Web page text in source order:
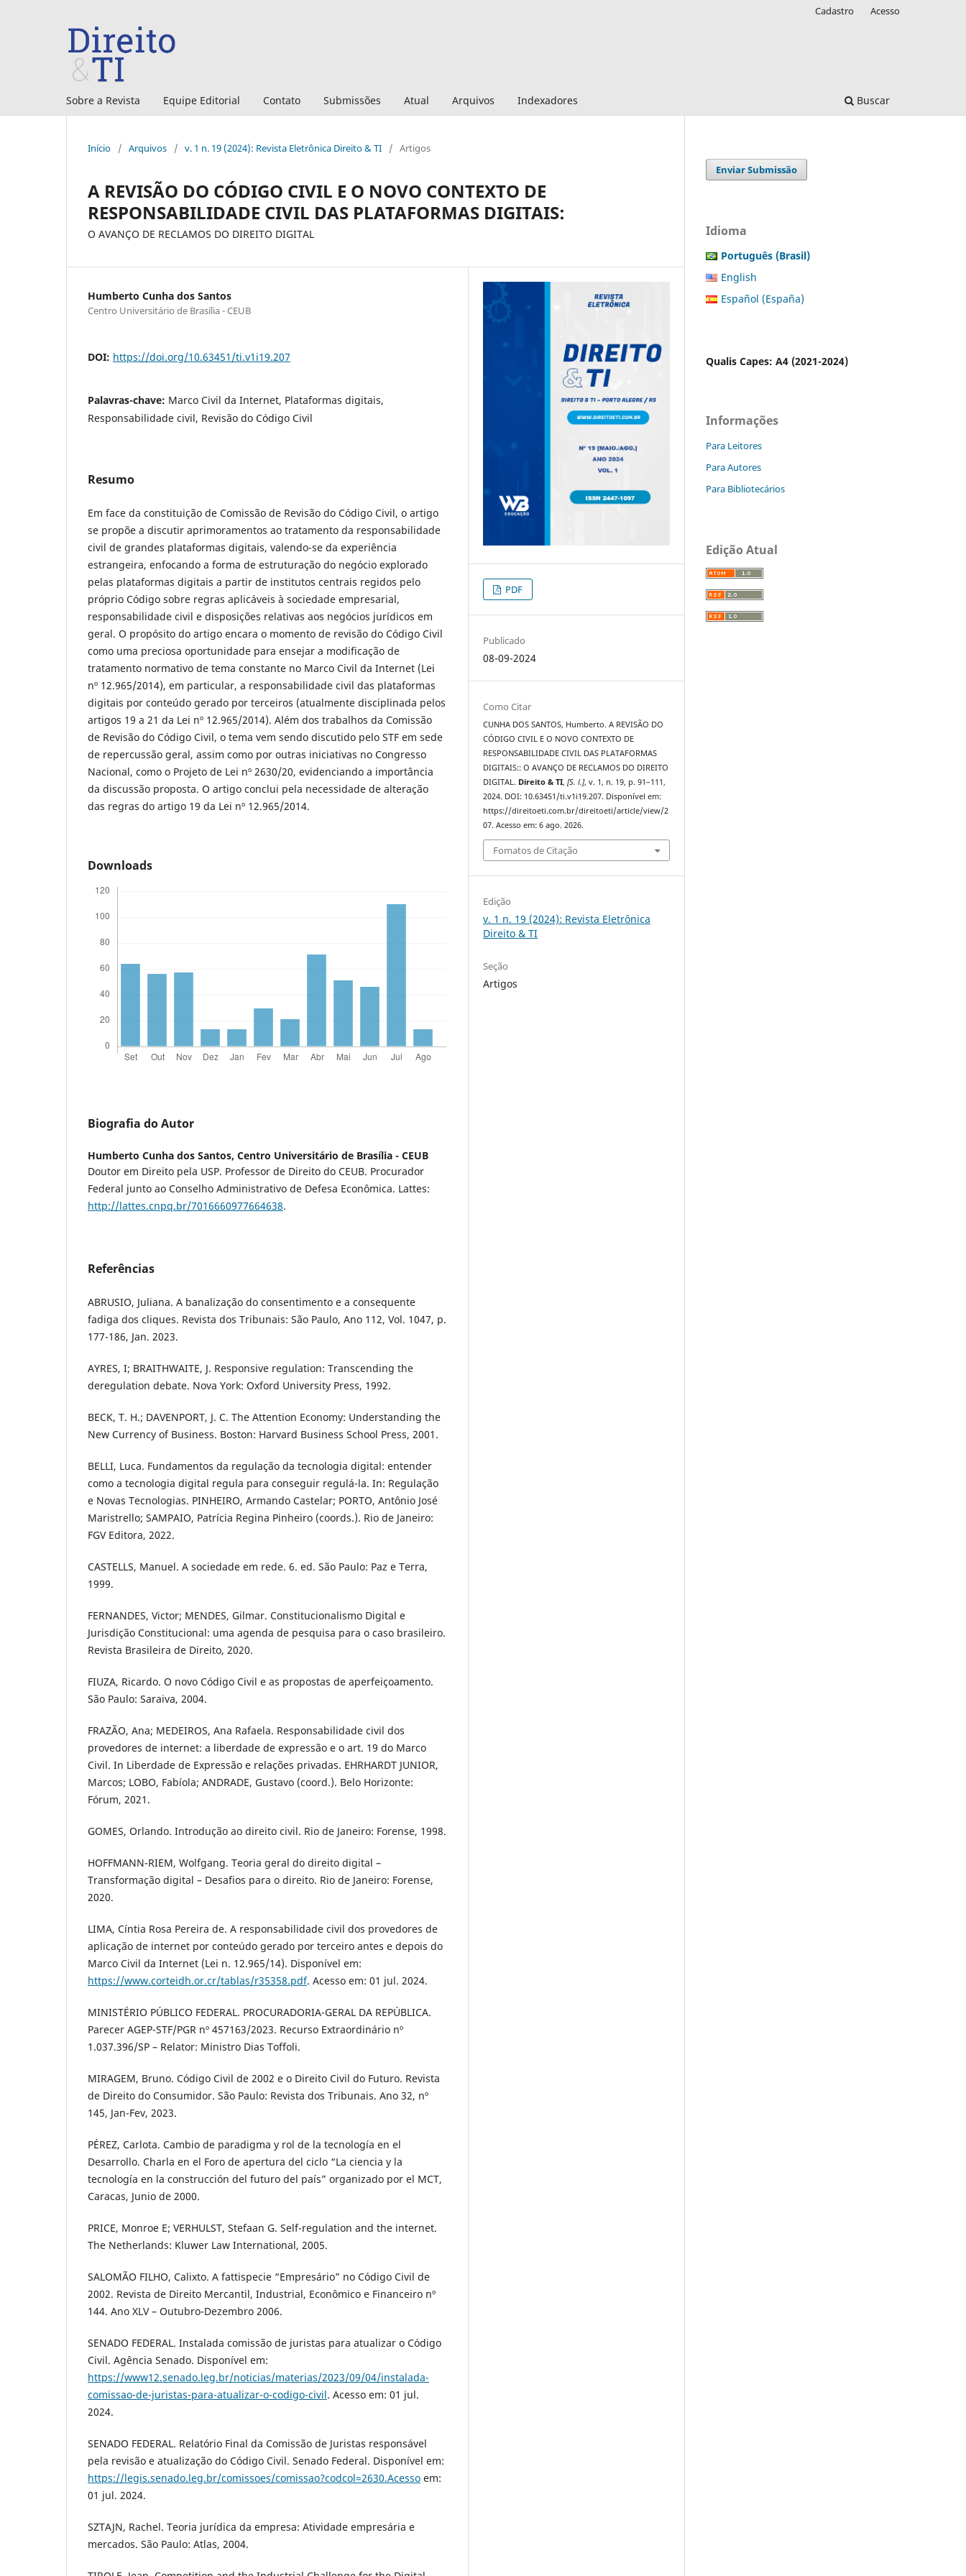
Sobre a Revista Equipe Editorial Contato Submissões Atual Arquivos Indexadores Buscar
Cadastro Acesso
Início / Arquivos / v. 1 n. 19 (2024): Revista Eletrônica Direito & TI / Artigos
A REVISÃO DO CÓDIGO CIVIL E O NOVO CONTEXTO DE
RESPONSABILIDADE CIVIL DAS PLATAFORMAS DIGITAIS:
O AVANÇO DE RECLAMOS DO DIREITO DIGITAL
Humberto Cunha dos Santos
Centro Universitário de Brasília - CEUB
DOI: https://doi.org/10.63451/ti.v1i19.207
Palavras-chave: Marco Civil da Internet, Plataformas digitais,
Responsabilidade civil, Revisão do Código Civil
Resumo
Em face da constituição de Comissão de Revisão do Código Civil, o artigo
se propõe a discutir aprimoramentos ao tratamento da responsabilidade
civil de grandes plataformas digitais, valendo-se da experiência
estrangeira, enfocando a forma de estruturação do negócio explorado
pelas plataformas digitais a partir de institutos centrais regidos pelo
próprio Código sobre regras aplicáveis à sociedade empresarial,
responsabilidade civil e disposições relativas aos negócios jurídicos em
geral. O propósito do artigo encara o momento de revisão do Código Civil
como uma preciosa oportunidade para ensejar a modificação de
tratamento normativo de tema constante no Marco Civil da Internet (Lei
nº 12.965/2014), em particular, a responsabilidade civil das plataformas
digitais por conteúdo gerado por terceiros (atualmente disciplinada pelos
artigos 19 a 21 da Lei nº 12.965/2014). Além dos trabalhos da Comissão
de Revisão do Código Civil, o tema vem sendo discutido pelo STF em sede
de repercussão geral, assim como por outras iniciativas no Congresso
Nacional, como o Projeto de Lei nº 2630/20, evidenciando a importância
da discussão proposta. O artigo conclui pela necessidade de alteração
das regras do artigo 19 da Lei nº 12.965/2014.
Downloads
Biografia do Autor
Humberto Cunha dos Santos, Centro Universitário de Brasília - CEUB
Doutor em Direito pela USP. Professor de Direito do CEUB. Procurador
Federal junto ao Conselho Administrativo de Defesa Econômica. Lattes:
http://lattes.cnpq.br/7016660977664638.
Referências
ABRUSIO, Juliana. A banalização do consentimento e a consequente
fadiga dos cliques. Revista dos Tribunais: São Paulo, Ano 112, Vol. 1047, p.
177-186, Jan. 2023.
AYRES, I; BRAITHWAITE, J. Responsive regulation: Transcending the
deregulation debate. Nova York: Oxford University Press, 1992.
BECK, T. H.; DAVENPORT, J. C. The Attention Economy: Understanding the
New Currency of Business. Boston: Harvard Business School Press, 2001.
BELLI, Luca. Fundamentos da regulação da tecnologia digital: entender
como a tecnologia digital regula para conseguir regulá-la. In: Regulação
e Novas Tecnologias. PINHEIRO, Armando Castelar; PORTO, Antônio José
Maristrello; SAMPAIO, Patrícia Regina Pinheiro (coords.). Rio de Janeiro:
FGV Editora, 2022.
CASTELLS, Manuel. A sociedade em rede. 6. ed. São Paulo: Paz e Terra,
1999.
FERNANDES, Victor; MENDES, Gilmar. Constitucionalismo Digital e
Jurisdição Constitucional: uma agenda de pesquisa para o caso brasileiro.
Revista Brasileira de Direito, 2020.
FIUZA, Ricardo. O novo Código Civil e as propostas de aperfeiçoamento.
São Paulo: Saraiva, 2004.
FRAZÃO, Ana; MEDEIROS, Ana Rafaela. Responsabilidade civil dos
provedores de internet: a liberdade de expressão e o art. 19 do Marco
Civil. In Liberdade de Expressão e relações privadas. EHRHARDT JUNIOR,
Marcos; LOBO, Fabíola; ANDRADE, Gustavo (coord.). Belo Horizonte:
Fórum, 2021.
GOMES, Orlando. Introdução ao direito civil. Rio de Janeiro: Forense, 1998.
HOFFMANN-RIEM, Wolfgang. Teoria geral do direito digital –
Transformação digital – Desafios para o direito. Rio de Janeiro: Forense,
2020.
LIMA, Cíntia Rosa Pereira de. A responsabilidade civil dos provedores de
aplicação de internet por conteúdo gerado por terceiro antes e depois do
Marco Civil da Internet (Lei n. 12.965/14). Disponível em:
https://www.corteidh.or.cr/tablas/r35358.pdf. Acesso em: 01 jul. 2024.
MINISTÉRIO PÚBLICO FEDERAL. PROCURADORIA-GERAL DA REPÚBLICA.
Parecer AGEP-STF/PGR nº 457163/2023. Recurso Extraordinário nº
1.037.396/SP – Relator: Ministro Dias Toffoli.
MIRAGEM, Bruno. Código Civil de 2002 e o Direito Civil do Futuro. Revista
de Direito do Consumidor. São Paulo: Revista dos Tribunais. Ano 32, nº
145, Jan-Fev, 2023.
PÉREZ, Carlota. Cambio de paradigma y rol de la tecnología en el
Desarrollo. Charla en el Foro de apertura del ciclo “La ciencia y la
tecnología en la construcción del futuro del país” organizado por el MCT,
Caracas, Junio de 2000.
PRICE, Monroe E; VERHULST, Stefaan G. Self-regulation and the internet.
The Netherlands: Kluwer Law International, 2005.
SALOMÃO FILHO, Calixto. A fattispecie “Empresário” no Código Civil de
2002. Revista de Direito Mercantil, Industrial, Econômico e Financeiro nº
144. Ano XLV – Outubro-Dezembro 2006.
SENADO FEDERAL. Instalada comissão de juristas para atualizar o Código
Civil. Agência Senado. Disponível em:
https://www12.senado.leg.br/noticias/materias/2023/09/04/instalada-
comissao-de-juristas-para-atualizar-o-codigo-civil. Acesso em: 01 jul.
2024.
SENADO FEDERAL. Relatório Final da Comissão de Juristas responsável
pela revisão e atualização do Código Civil. Senado Federal. Disponível em:
https://legis.senado.leg.br/comissoes/comissao?codcol=2630.Acesso em:
01 jul. 2024.
SZTAJN, Rachel. Teoria jurídica da empresa: Atividade empresária e
mercados. São Paulo: Atlas, 2004.
PDF
Publicado
08-09-2024
Como Citar
CUNHA DOS SANTOS, Humberto. A REVISÃO DO
CÓDIGO CIVIL E O NOVO CONTEXTO DE
RESPONSABILIDADE CIVIL DAS PLATAFORMAS
DIGITAIS:: O AVANÇO DE RECLAMOS DO DIREITO
DIGITAL. Direito & TI,[S. l.], v. 1, n. 19, p. 91–111,
2024. DOI: 10.63451/ti.v1i19.207. Disponível em:
https://direitoeti.com.br/direitoeti/article/view/2
07. Acesso em: 6 ago. 2026.
Fomatos de Citação
Edição
v. 1 n. 19 (2024): Revista Eletrônica
Direito & TI
Seção
Artigos
Enviar Submissão
Idioma
Português (Brasil)
English
Español (España)
Qualis Capes: A4 (2021-2024)
Informações
Para Leitores
Para Autores
Para Bibliotecários
Edição Atual